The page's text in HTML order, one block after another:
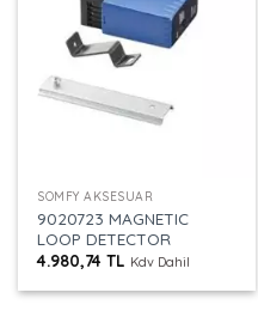
SOMFY AKSESUAR
9020723 MAGNETIC
LOOP DETECTOR
4.980,74TL Kdv Dahil